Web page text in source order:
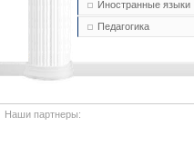
Иностранные языки
Педагогика
Наши партнеры: